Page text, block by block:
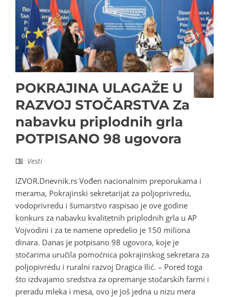
POKRAJINA ULAGAŽE U
RAZVOJ STOČARSTVA Za
nabavku priplodnih grla
POTPISANO 98 ugovora
Vesti
IZVOR.Dnevnik.rs Vođen nacionalnim preporukama i
merama, Pokrajinski sekretarijat za poljoprivredu,
vodoprivredu i šumarstvo raspisao je ove godine
konkurs za nabavku kvalitetnih priplodnih grla u AP
Vojvodini i za te namene opredelio je 150 miliona
dinara. Danas je potpisano 98 ugovora, koje je
stočarima uručila pomoćnica pokrajinskog sekretara za
poljopivredu i ruralni razvoj Dragica Ilić. – Pored toga
što izdvajamo sredstva za opremanje stočarskih farmi i
preradu mleka i mesa, ovo je još jedna u nizu mera